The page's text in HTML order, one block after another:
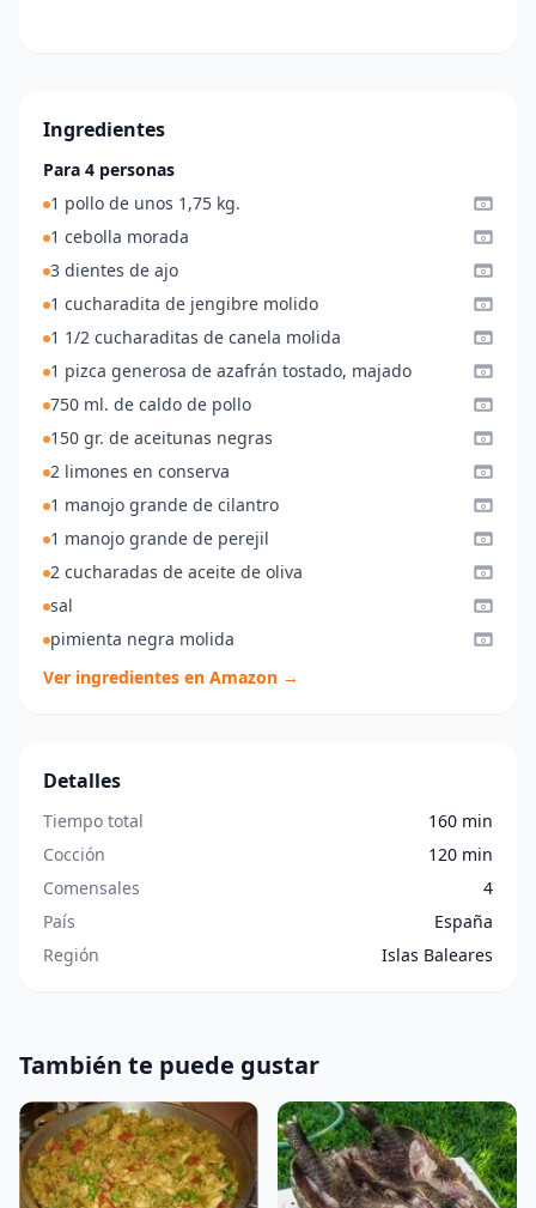
Ingredientes
Para 4 personas
1 pollo de unos 1,75 kg.
1 cebolla morada
3 dientes de ajo
1 cucharadita de jengibre molido
1 1/2 cucharaditas de canela molida
1 pizca generosa de azafrán tostado, majado
750 ml. de caldo de pollo
150 gr. de aceitunas negras
2 limones en conserva
1 manojo grande de cilantro
1 manojo grande de perejil
2 cucharadas de aceite de oliva
sal
pimienta negra molida
Ver ingredientes en Amazon →
Detalles
Tiempo total
160 min
Cocción
120 min
Comensales
4
País
España
Región
Islas Baleares
También te puede gustar